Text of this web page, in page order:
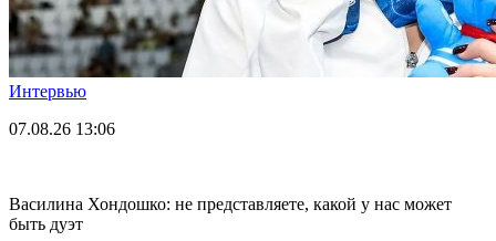
Интервью
07.08.26 13:06
Василина Хондошко: не представляете, какой у нас может
быть дуэт